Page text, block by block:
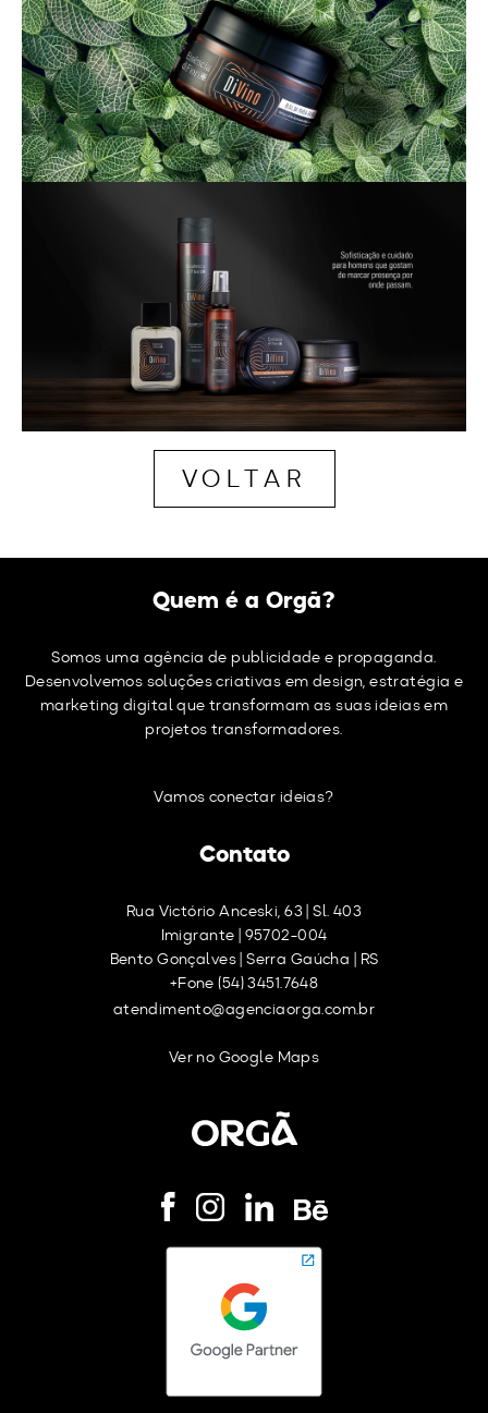
VOLTAR
Quem é a Orgã?
Somos uma agência de publicidade e propaganda.
Desenvolvemos soluções criativas em design, estratégia e
marketing digital que transformam as suas ideias em
projetos transformadores.
Vamos conectar ideias?
Contato
Rua Victório Anceski, 63 | Sl. 403
Imigrante | 95702-004
Bento Gonçalves | Serra Gaúcha | RS
+Fone (54) 3451.7648
atendimento@agenciaorga.com.br
Ver no Google Maps